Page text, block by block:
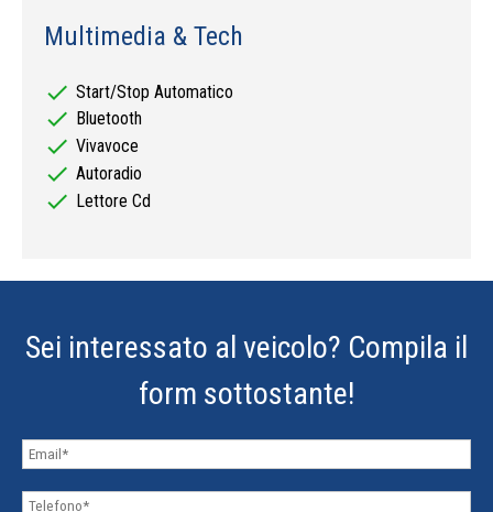
Multimedia & Tech
check Start/Stop Automatico
check Bluetooth
check Vivavoce
check Autoradio
check Lettore Cd
Sei interessato al veicolo? Compila il
form sottostante!